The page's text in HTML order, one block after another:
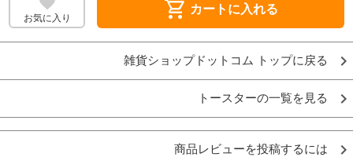
お気に入り shopping_cart カートに入れる
雑貨ショップドットコム トップに戻る
トースターの一覧を見る
商品レビューを投稿するには